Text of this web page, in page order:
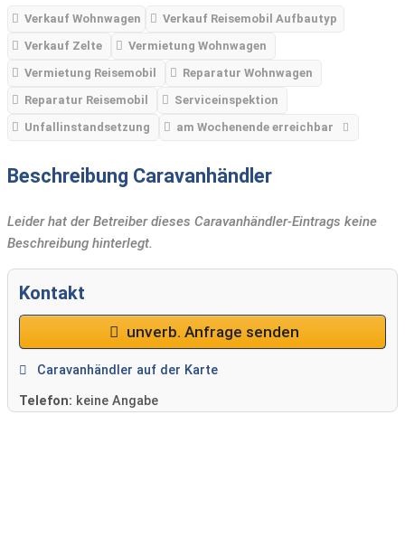
Verkauf Wohnwagen
Verkauf Reisemobil Aufbautyp
Verkauf Zelte
Vermietung Wohnwagen
Vermietung Reisemobil
Reparatur Wohnwagen
Reparatur Reisemobil
Serviceinspektion
Unfallinstandsetzung
am Wochenende erreichbar
Beschreibung Caravanhändler
Leider hat der Betreiber dieses Caravanhändler-Eintrags keine
Beschreibung hinterlegt.
Kontakt
unverb. Anfrage senden
Caravanhändler auf der Karte
Telefon: keine Angabe